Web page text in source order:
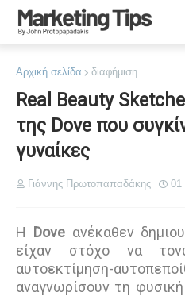
Αρχική σελίδα διαφήμιση
Real Beauty
της Dove που
γυναίκες
Γιάννης Πρωτοπαπαδάκης 01
Η Doveανέκαθεν
είχαν στόχο να
αυτοεκτίμηση-
αναγνωρίσουν τη